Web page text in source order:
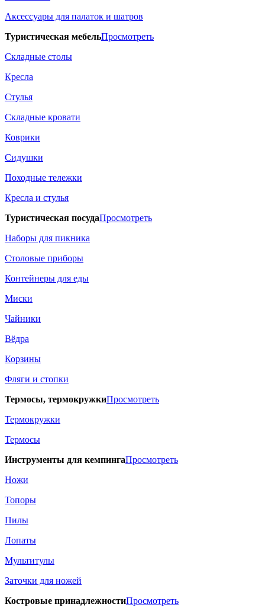
Аксессуары для палаток и шатров
Туристическая мебельПросмотреть
Складные столы
Кресла
Стулья
Складные кровати
Коврики
Сидушки
Походные тележки
Кресла и стулья
Туристическая посудаПросмотреть
Наборы для пикника
Столовые приборы
Контейнеры для еды
Миски
Чайники
Вёдра
Корзины
Фляги и стопки
Термосы, термокружкиПросмотреть
Термокружки
Термосы
Инструменты для кемпингаПросмотреть
Ножи
Топоры
Пилы
Лопаты
Мультитулы
Заточки для ножей
Костровые принадлежностиПросмотреть